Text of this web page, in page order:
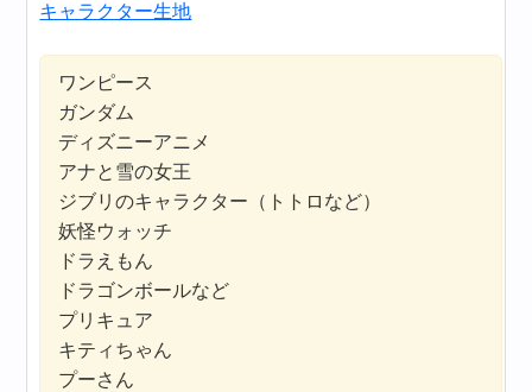
キャラクター生地
ワンピース
ガンダム
ディズニーアニメ
アナと雪の女王
ジブリのキャラクター（トトロなど）
妖怪ウォッチ
ドラえもん
ドラゴンボールなど
プリキュア
キティちゃん
プーさん